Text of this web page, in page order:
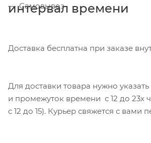
Самовывоз
интервал времени
Доставка бесплатна при заказе
Для доставки товара нужно
и промежуток времени с 12 до 23х
с 12 до 15). Курьер свяжется с вами